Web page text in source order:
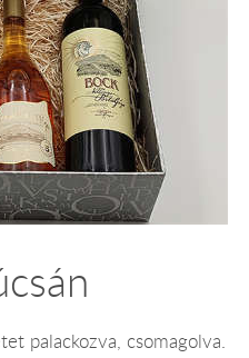
palackozva, csomagolva.